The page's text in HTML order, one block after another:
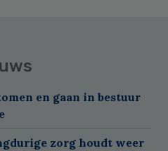
en gaan in bestuur
zorg houdt weer